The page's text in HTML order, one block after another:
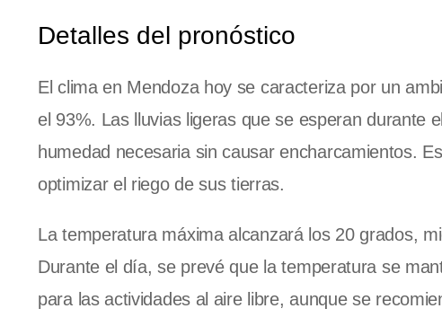
Detalles del pronóstico
El clima en Mendoza hoy se caracteriza por un
el 93%. Las lluvias ligeras que se esperan durante
humedad necesaria sin causar encharcamientos.
optimizar el riego de sus tierras.
La temperatura máxima alcanzará los 20 grados,
Durante el día, se prevé que la temperatura se
para las actividades al aire libre, aunque se